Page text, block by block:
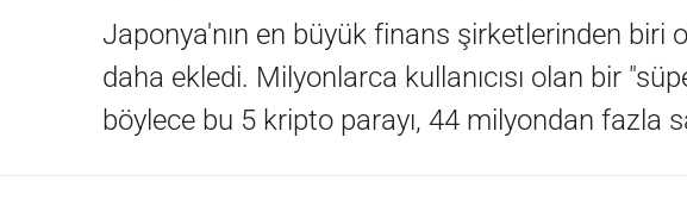
Japonya'nın en büyük finans şirketlerinden
daha ekledi. Milyonlarca kullanıcısı olan bir
böylece bu 5 kripto parayı, 44 milyondan fazla